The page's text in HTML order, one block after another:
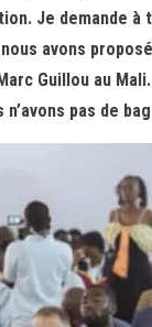
Je demande
nous avons
Guillou au
pas de